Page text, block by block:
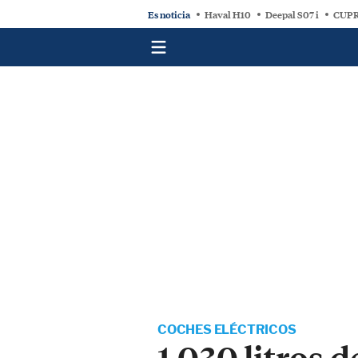
Es noticia Haval H10 Deepal S07 i
COCHES ELÉCTRICOS